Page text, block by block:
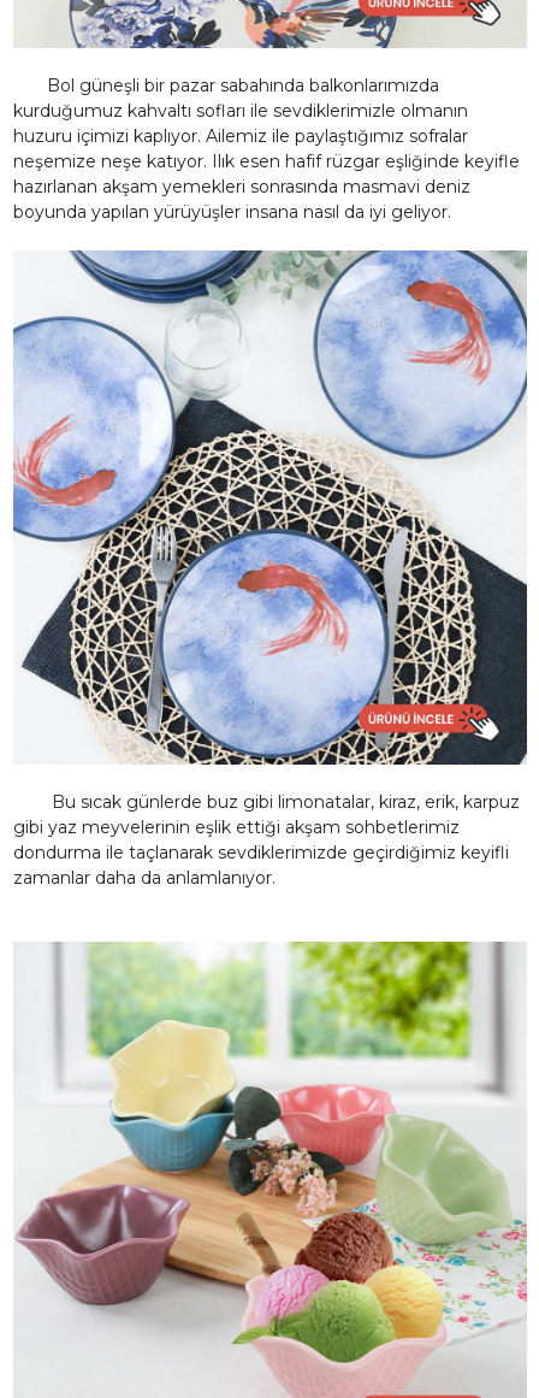
Bol güneşli bir pazar sabahında balkonlarımızda
kurduğumuz kahvaltı sofları ile sevdiklerimizle olmanın
huzuru içimizi kaplıyor. Ailemiz ile paylaştığımız sofralar
neşemize neşe katıyor. Ilık esen hafif rüzgar eşliğinde keyifle
hazırlanan akşam yemekleri sonrasında masmavi deniz
boyunda yapılan yürüyüşler insana nasıl da iyi geliyor.
Bu sıcak günlerde buz gibi limonatalar, kiraz, erik, karpuz
gibi yaz meyvelerinin eşlik ettiği akşam sohbetlerimiz
dondurma ile taçlanarak sevdiklerimizde geçirdiğimiz keyifli
zamanlar daha da anlamlanıyor.